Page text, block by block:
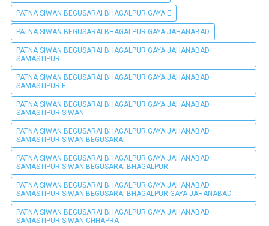
PATNA SIWAN BEGUSARAI BHAGALPUR GAYA E
PATNA SIWAN BEGUSARAI BHAGALPUR GAYA JAHANABAD
PATNA SIWAN BEGUSARAI BHAGALPUR GAYA JAHANABAD
SAMASTIPUR
PATNA SIWAN BEGUSARAI BHAGALPUR GAYA JAHANABAD
SAMASTIPUR E
PATNA SIWAN BEGUSARAI BHAGALPUR GAYA JAHANABAD
SAMASTIPUR SIWAN
PATNA SIWAN BEGUSARAI BHAGALPUR GAYA JAHANABAD
SAMASTIPUR SIWAN BEGUSARAI
PATNA SIWAN BEGUSARAI BHAGALPUR GAYA JAHANABAD
SAMASTIPUR SIWAN BEGUSARAI BHAGALPUR
PATNA SIWAN BEGUSARAI BHAGALPUR GAYA JAHANABAD
SAMASTIPUR SIWAN BEGUSARAI BHAGALPUR GAYA JAHANABAD
PATNA SIWAN BEGUSARAI BHAGALPUR GAYA JAHANABAD
SAMASTIPUR SIWAN CHHAPRA